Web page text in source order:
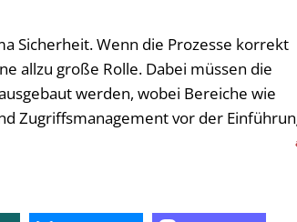
Sicherheit. Wenn die Prozesse korrekt
allzu große Rolle. Dabei müssen die
werden, wobei Bereiche wie
Zugriffsmanagement vor der